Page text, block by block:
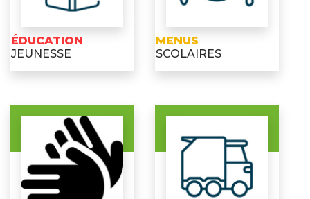
ÉDUCATION
JEUNESSE
MENUS
SCOLAIRES